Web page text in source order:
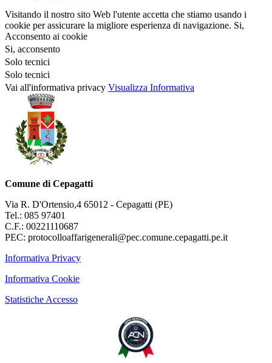
Visitando il nostro sito Web l'utente accetta che stiamo usando i
cookie per assicurare la migliore esperienza di navigazione. Si,
Acconsento ai cookie
Si, acconsento
Solo tecnici
Solo tecnici
Vai all'informativa privacy Visualizza Informativa
Comune di Cepagatti
Via R. D'Ortensio,4 65012 - Cepagatti (PE)
Tel.: 085 97401
C.F.: 00221110687
PEC: protocolloaffarigenerali@pec.comune.cepagatti.pe.it
Informativa Privacy
Informativa Cookie
Statistiche Accesso